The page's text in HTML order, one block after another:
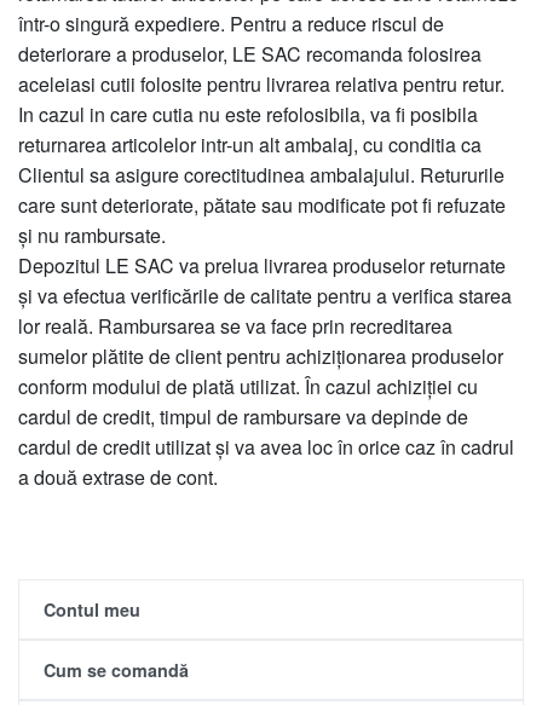
Contul meu
Cum se comandă
într-o singură expediere. Pentru a reduce riscul de
deteriorare a produselor, LE SAC recomanda folosirea
aceleiasi cutii folosite pentru livrarea relativa pentru retur.
In cazul in care cutia nu este refolosibila, va fi posibila
returnarea articolelor intr-un alt ambalaj, cu conditia ca
Clientul sa asigure corectitudinea ambalajului. Retururile
care sunt deteriorate, pătate sau modificate pot fi refuzate
și nu rambursate.
Depozitul LE SAC va prelua livrarea produselor returnate
și va efectua verificările de calitate pentru a verifica starea
lor reală. Rambursarea se va face prin recreditarea
sumelor plătite de client pentru achiziționarea produselor
conform modului de plată utilizat. În cazul achiziției cu
cardul de credit, timpul de rambursare va depinde de
cardul de credit utilizat și va avea loc în orice caz în cadrul
a două extrase de cont.